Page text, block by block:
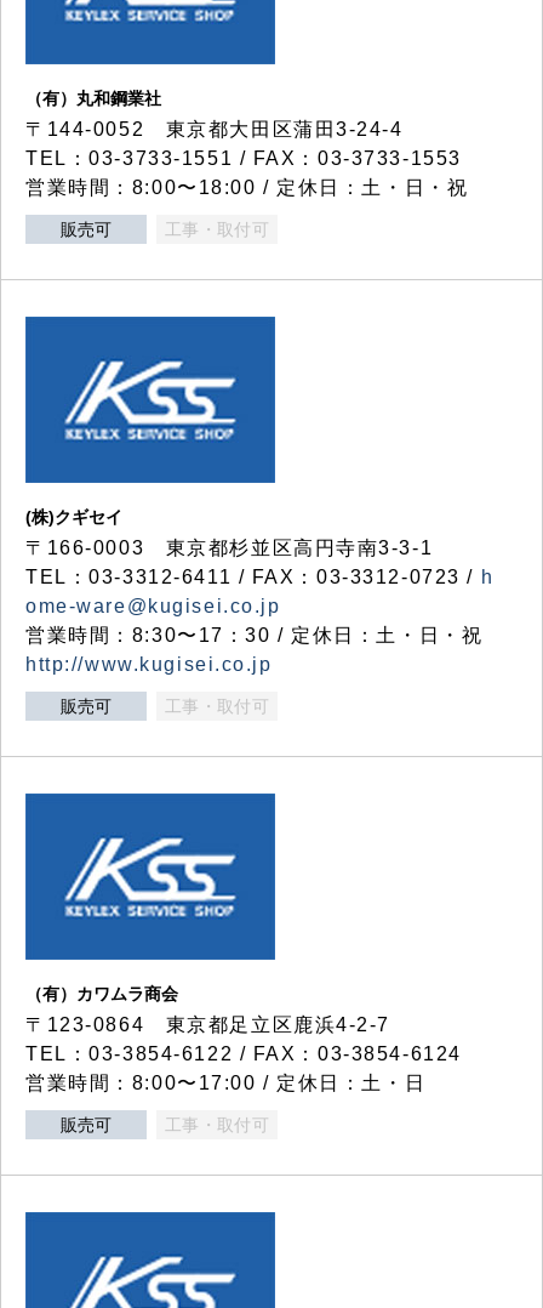
（有）丸和鋼業社
〒144-0052 東京都大田区蒲田3-24-4
TEL：03-3733-1551 / FAX：03-3733-1553
営業時間：8:00〜18:00 / 定休日：土・日・祝
販売可 工事・取付可
(株)クギセイ
〒166-0003 東京都杉並区高円寺南3-3-1
TEL：03-3312-6411 / FAX：03-3312-0723 / h
ome-ware@kugisei.co.jp
営業時間：8:30〜17：30 / 定休日：土・日・祝
http://www.kugisei.co.jp
販売可 工事・取付可
（有）カワムラ商会
〒123-0864 東京都足立区鹿浜4-2-7
TEL：03-3854-6122 / FAX：03-3854-6124
営業時間：8:00〜17:00 / 定休日：土・日
販売可 工事・取付可